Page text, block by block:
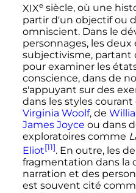
XIXe siècle, où une
partir d'un objectif ou
omniscient. Dans le
personnages, les deux
subjectivisme, partant
pour examiner les
conscience, dans de
s'appuyant sur des
dans les styles
Virginia Woolf, de
James Joyce ou dans
exploratoires comme
Eliot[11]. En outre, les
fragmentation dans la
narration et des
est souvent cité